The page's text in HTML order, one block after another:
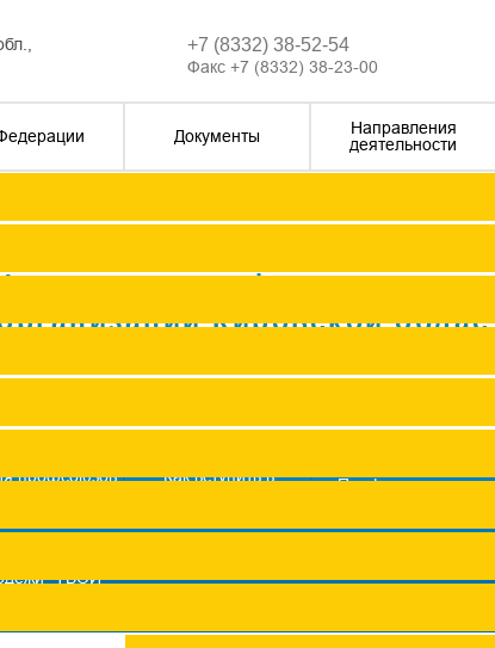
+7 (8332) 38-52-54
Факс +7 (8332) 38-23-00
Документы
Направления
деятельности
профсоюзных
Кировской
профсоюзов
Как вступить в
Профсоюз помог
"ТВОЙ